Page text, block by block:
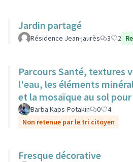
Jardin partagé
Résidence Jean-jaurès 3 2
Parcours Santé, textures
l'eau, les éléments
et la mosaïque au sol
nus.Barba Kaps-Potakin 0
4
Non retenue par le tri citoyen
Fresque décorative